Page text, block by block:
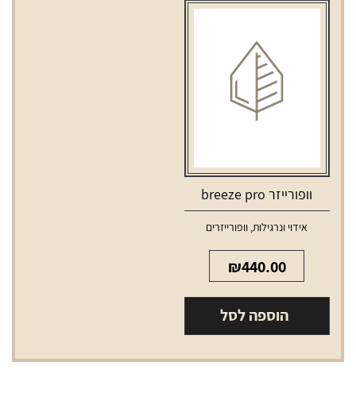
RPM
וופורייזר breeze pro
אידוי ונרגילות, וופורייזרים
₪440.00
הוספה לסל